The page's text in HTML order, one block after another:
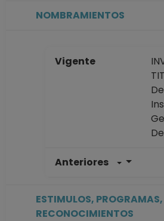
NOMBRAMIENTOS
Vigente
Anteriores
ESTIMULOS,
RECONOCIMIENTOS